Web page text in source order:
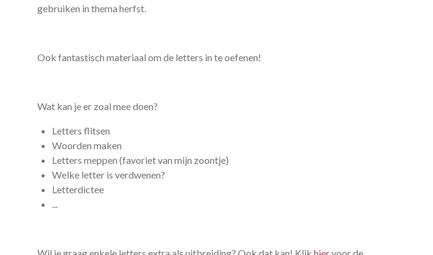
gebruiken in thema herfst.
Ook fantastisch materiaal om de letters in te oefenen!
Wat kan je er zoal mee doen?
Letters flitsen
Woorden maken
Letters meppen (favoriet van mijn zoontje)
Welke letter is verdwenen?
Letterdictee